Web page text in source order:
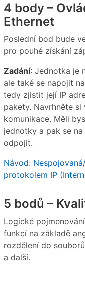
4 body –
Ethernet
Poslední bod bude
pro pouhé získání
Zadání: Jednotka je
ale také se napojit
tedy zjistit její IP
pakety. Navrhněte
komunikace. Měli
jednotky a pak se
odpojit.
Návod:
protokolem IP
5 bodů –
Logické
funkcí na základě
rozdělení do
a další.